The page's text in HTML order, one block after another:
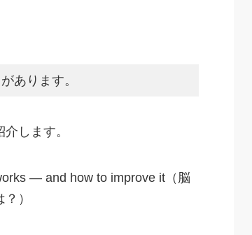
あります。
します。
— and how to improve it（脳
）